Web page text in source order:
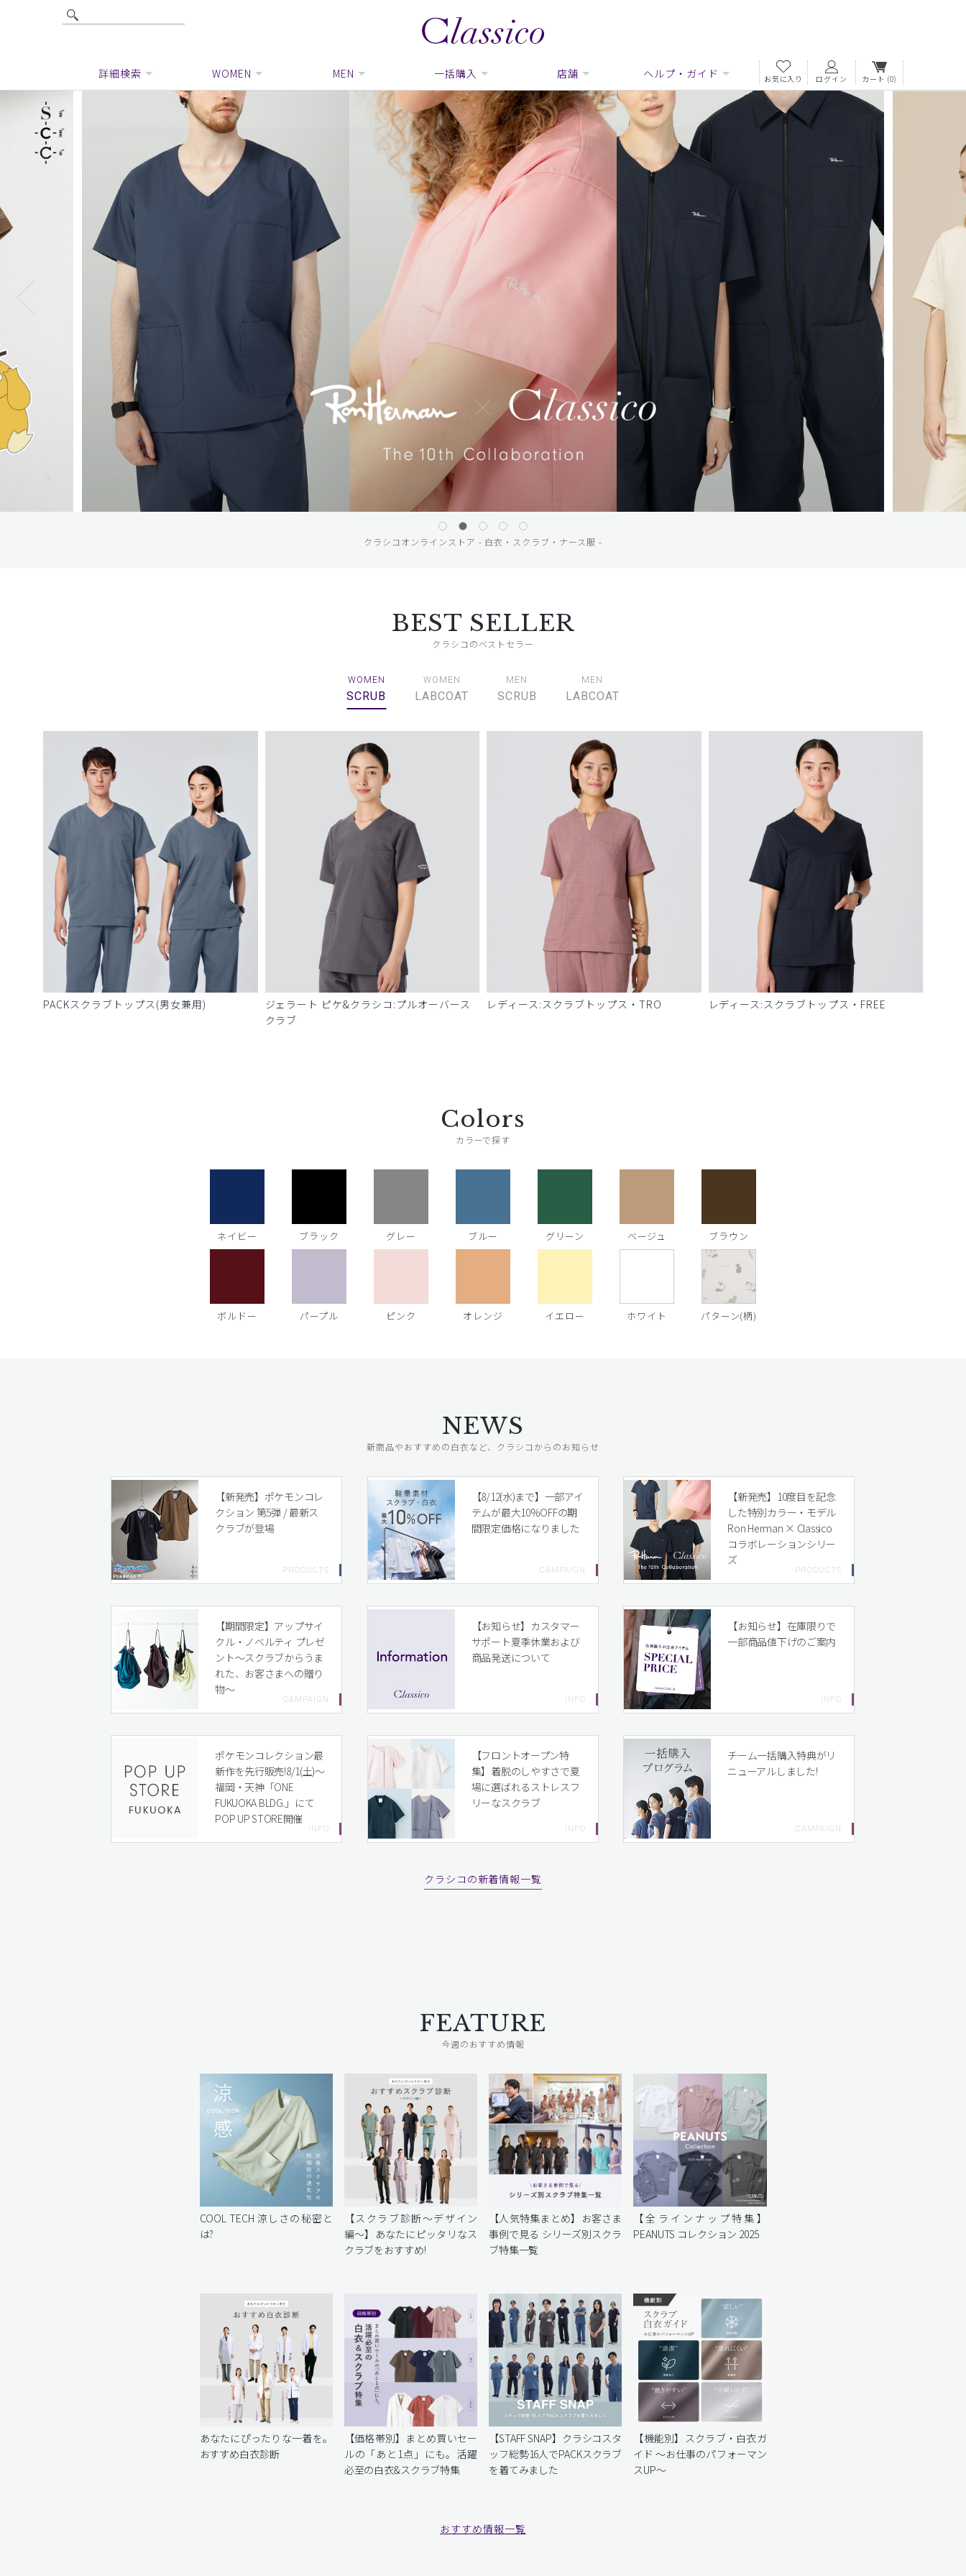
詳細検索 WOMEN MEN 一括購入 店舗 ヘルプ・ガイド お気に入り ログイン カート (0)
クラシコオンラインストア - 白衣・スクラブ・ナース服 -
BEST SELLER
クラシコのベストセラー
WOMEN
SCRUB
WOMEN
LABCOAT
MEN
SCRUB
MEN
LABCOAT
PACKスクラブトップス(男女兼用)
ジェラート ピケ&クラシコ:プルオーバース
クラブ
レディース:スクラブトップス・TRO レディース:スクラブトップス・FREE
Colors
カラーで探す
ネイビー ブラック グレー ブルー グリーン ベージュ ブラウン
ボルドー パープル ピンク オレンジ イエロー ホワイト パターン(柄)
NEWS
新商品やおすすめの白衣など、クラシコからのお知らせ
【新発売】ポケモンコレ
クション 第5弾 / 最新ス
クラブが登場
【8/12(水)まで】一部アイ
テムが最大10%OFFの期
間限定価格になりました
【新発売】10度目を記念
した特別カラー・モデル
Ron Herman × Classico
コラボレーションシリー
ズ
【期間限定】アップサイ
クル・ノベルティ プレゼ
ント〜スクラブからうま
れた、お客さまへの贈り
物〜
【お知らせ】カスタマー
サポート夏季休業および
商品発送について
【お知らせ】在庫限りで
一部商品値下げのご案内
ポケモンコレクション最
新作を先行販売!8/1(土)〜
福岡・天神「ONE
FUKUOKA BLDG.」にて
POP UP STORE開催
【フロントオープン特
集】着脱のしやすさで夏
場に選ばれるストレスフ
リーなスクラブ
チーム一括購入特典がリ
ニューアルしました!
クラシコの新着情報一覧
FEATURE
今週のおすすめ情報
COOL TECH 涼しさの秘密と
は?
【スクラブ診断〜デザイン
編〜】あなたにピッタリなス
クラブをおすすめ!
【人気特集まとめ】お客さま
事例で見る シリーズ別スクラ
ブ特集一覧
【全ラインナップ特集】
PEANUTS コレクション 2025
あなたにぴったりな一着を。
おすすめ白衣診断
【価格帯別】まとめ買いセー
ルの「あと1点」にも。活躍
必至の白衣&スクラブ特集
【STAFF SNAP】クラシコスタ
ッフ総勢16人でPACKスクラブ
を着てみました
【機能別】スクラブ・白衣ガ
イド 〜お仕事のパフォーマン
スUP〜
おすすめ情報一覧